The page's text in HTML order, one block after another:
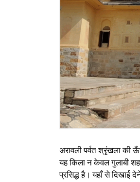
अरावली पर्वत श्रृंखला की
यह किला न केवल गुलाबी
प्रसिद्ध है। यहाँ से दिखाई